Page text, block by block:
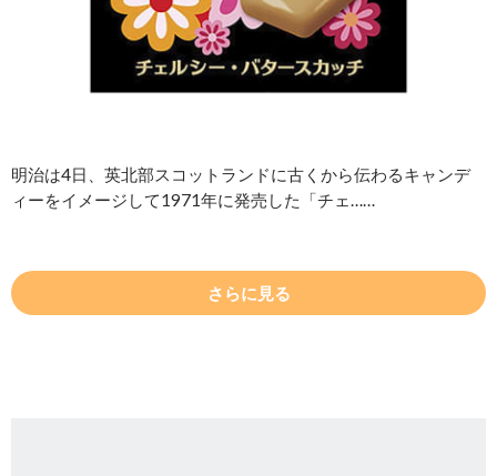
明治は4日、英北部スコットランドに古くから伝わるキャンデ
ィーをイメージして1971年に発売した「チェ……
さらに見る